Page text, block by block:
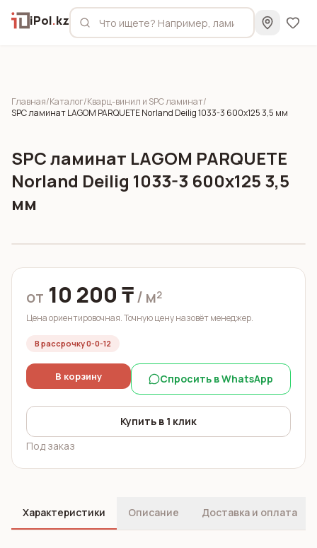
iPol.kz
Главная/Каталог/Кварц-винил и SPC ламинат/
SPC ламинат LAGOM PARQUETE Norland Deilig 1033-3 600x125 3,5 мм
SPC ламинат LAGOM PARQUETE
Norland Deilig 1033-3 600x125 3,5
мм
от 10 200 ₸/ м²
Цена ориентировочная. Точную цену назовёт менеджер.
В рассрочку 0-0-12
В корзину Спросить в WhatsApp
Купить в 1 клик
Под заказ
Характеристики Описание Доставка и оплата